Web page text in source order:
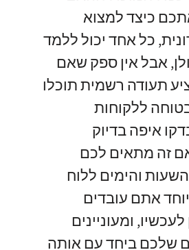
כיצד למצוא
, כל אחד יכול ללמד
,אבל אין ספק שאם
תעודה רשמית תוכלו
ללקוחות
איפה בדיוק
זה מתאים לכם
השעות והימים ללוח
אתם עובדים
, ומעוניינים
שלכם ביחד עם אותה